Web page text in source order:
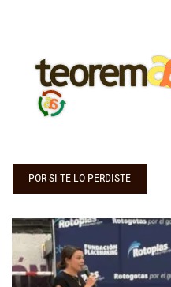
POR SI TE LO PERDISTE